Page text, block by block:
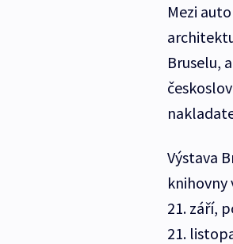
Mezi
Bruselu,
Výstava
knihovny
21. září,
21.